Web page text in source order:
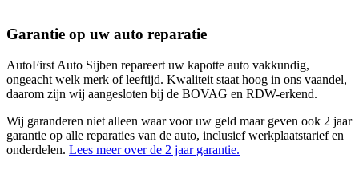
Garantie op uw auto reparatie
AutoFirst Auto Sijben repareert uw kapotte auto vakkundig,
ongeacht welk merk of leeftijd. Kwaliteit staat hoog in ons vaandel,
daarom zijn wij aangesloten bij de BOVAG en RDW-erkend.
Wij garanderen niet alleen waar voor uw geld maar geven ook 2 jaar
garantie op alle reparaties van de auto, inclusief werkplaatstarief en
onderdelen. Lees meer over de 2 jaar garantie.